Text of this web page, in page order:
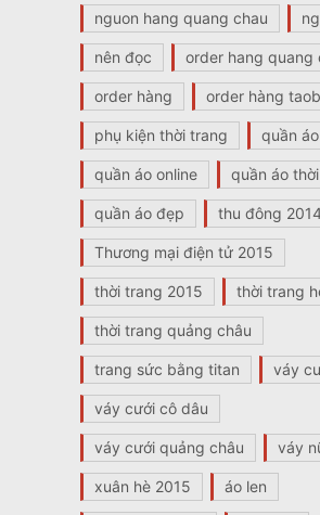
nguon hang quang chau
nên đọc order hang quang
order hàng order hàng
phụ kiện thời trang quần
quần áo online quần áo
quần áo đẹp thu đông
Thương mại điện tử 2015
thời trang 2015 thời trang
thời trang quảng châu
trang sức bằng titan váy
váy cưới cô dâu
váy cưới quảng châu váy
xuân hè 2015 áo len